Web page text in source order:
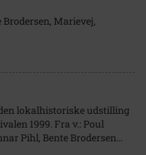
Marievej,
lokalhistoriske udstilling
1999. Fra v.: Poul
Pihl, Bente Brodersen...